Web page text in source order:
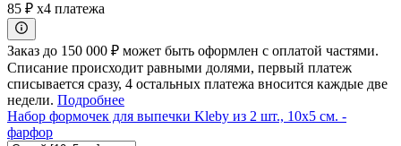
85 ₽ x4 платежа
Заказ до 150 000 ₽ может быть оформлен с оплатой частями.
Списание происходит равными долями, первый платеж
списывается сразу, 4 остальных платежа вносится каждые две
недели. Подробнее
Набор формочек для выпечки Kleby из 2 шт., 10x5 см. -
фарфор